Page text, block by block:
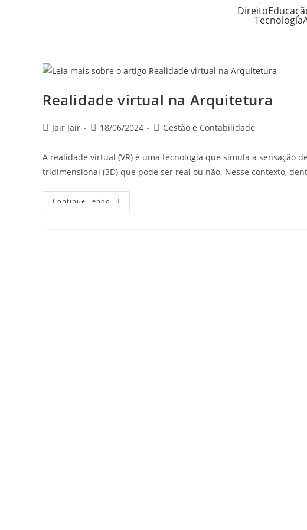
Direito
Tecnologia
Realidade virtual na Arquitetura
Jair Jair 18/06/2024 Gestão e Contabilidade
A realidade virtual (VR) é uma tecnologia que simula a sensação
tridimensional (3D) que pode ser real ou não. Nesse contexto,
Continue Lendo